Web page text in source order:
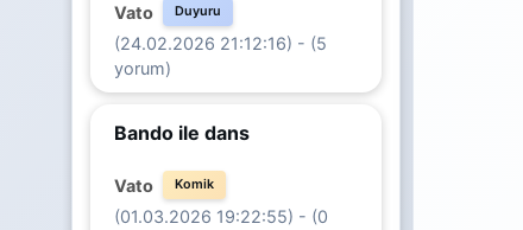
Vato Duyuru
(24.02.2026 21:12:16) - (5
yorum)
Bando ile dans
Vato Komik
(01.03.2026 19:22:55) - (0